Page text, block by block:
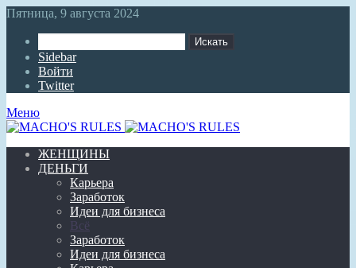
Пятница, 9 августа 2024
Искать
Sidebar
Войти
Twitter
Меню
ЖЕНЩИНЫ
ДЕНЬГИ
Карьера
Заработок
Идеи для бизнеса
Всё
Заработок
Идеи для бизнеса